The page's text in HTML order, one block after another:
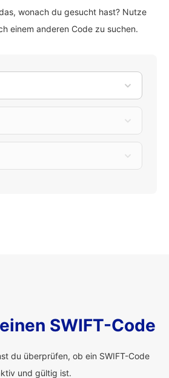
wonach du gesucht hast? Nutze
einem anderen Code zu suchen.
SWIFT-Code
du überprüfen, ob ein SWIFT-Code
und gültig ist.